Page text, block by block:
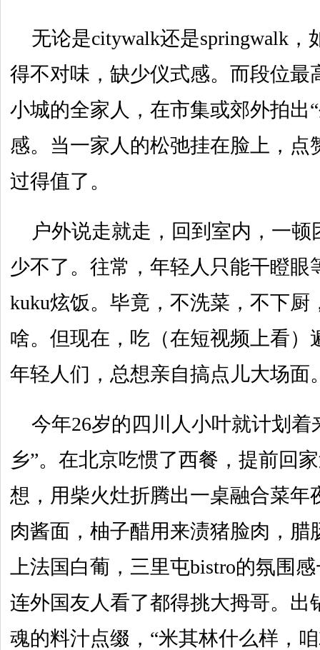
无论是citywalk还是springwalk，
得不对味，缺少仪式感。而段位最
小城的全家人，在市集或郊外拍出
感。当一家人的松弛挂在脸上，点
过得值了。
户外说走就走，回到室内，一
少不了。往常，年轻人只能干瞪眼
kuku炫饭。毕竟，不洗菜，不下厨
啥。但现在，吃（在短视频上看）
年轻人们，总想亲自搞点儿大场面
今年26岁的四川人小叶就计划着
乡”。在北京吃惯了西餐，提前回
想，用柴火灶折腾出一桌融合菜年
肉酱面，柚子醋用来渍猪脸肉，腊
上法国白葡，三里屯bistro的氛围
连外国友人看了都得挑大拇哥。出
魂的料汁点缀，“米其林什么样，